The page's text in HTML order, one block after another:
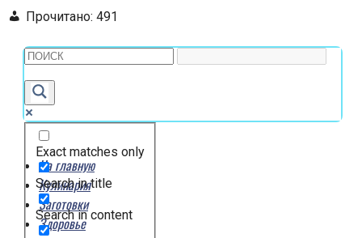
Прочитано: 491
Exact matches only
Search in title
Search in content
На главную
Кулинария
Заготовки
Здоровье